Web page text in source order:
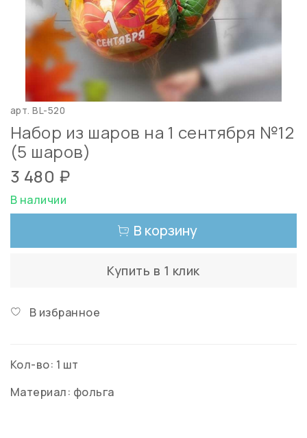
арт.BL-520
Набор из шаров на 1 сентября №12
(5 шаров)
3 480 ₽
В наличии
В корзину
Купить в 1 клик
В избранное
Кол-во: 1 шт
Материал: фольга